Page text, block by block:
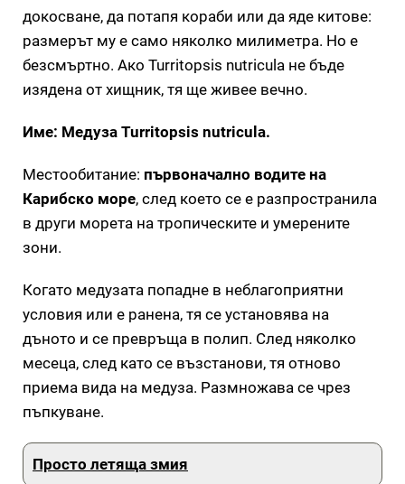
докосване, да потапя кораби или да яде китове:
размерът му е само няколко милиметра. Но е
безсмъртно. Ако Turritopsis nutricula не бъде
изядена от хищник, тя ще живее вечно.
Име: Медуза Turritopsis nutricula.
Местообитание: първоначално водите на
Карибско море, след което се е разпространила
в други морета на тропическите и умерените
зони.
Когато медузата попадне в неблагоприятни
условия или е ранена, тя се установява на
дъното и се превръща в полип. След няколко
месеца, след като се възстанови, тя отново
приема вида на медуза. Размножава се чрез
пъпкуване.
Просто летяща змия